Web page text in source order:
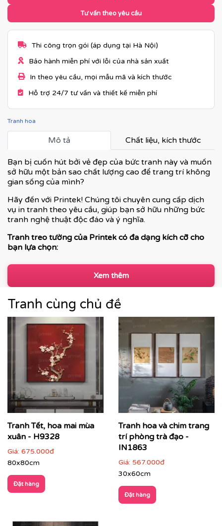
Tư vấn theo yêu cầu
Thi công trọn gói (áp dụng tại Hà Nội)
Bảo hành miễn phí với lỗi của nhà sản xuất
In theo yêu cầu, mọi mẫu mã và kích thước
Hỗ trợ 24/7 tư vấn và thiết kế miễn phí
Tranh hoa
Mô tả Chất liệu, kích thước
Bạn bị cuốn hút bởi vẻ đẹp của bức tranh này và muốn
sở hữu một bản sao chất lượng cao để trang trí không
gian sống của mình?
Hãy đến với Printek! Chúng tôi chuyên cung cấp dịch
vụ in tranh theo yêu cầu, giúp bạn sở hữu những bức
tranh nghệ thuật độc đáo và ý nghĩa.
Tranh treo tường của Printek có đa dạng kích cỡ cho
bạn lựa chọn:
Xem thêm
Tranh cùng chủ đề
Tranh Tết, hoa mai mùa
xuân - H9328
Giá: 675.000đ
80x80cm
Đặt hàng
Tranh hoa và chim trang
trí phòng trà đạo -
IN1863
Giá: 567.000đ
30x60cm
Đặt hàng